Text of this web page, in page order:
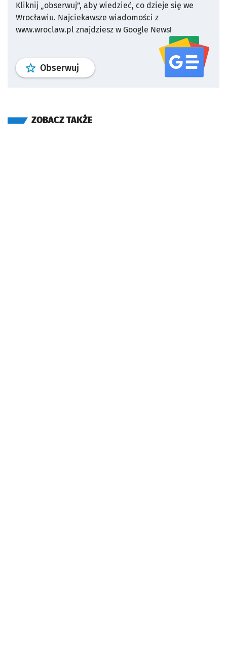
Kliknij „obserwuj”, aby wiedzieć, co dzieje się we
Wrocławiu. Najciekawsze wiadomości z
www.wroclaw.pl znajdziesz w Google News!
Obserwuj profil serwisu
ZOBACZ TAKŻE